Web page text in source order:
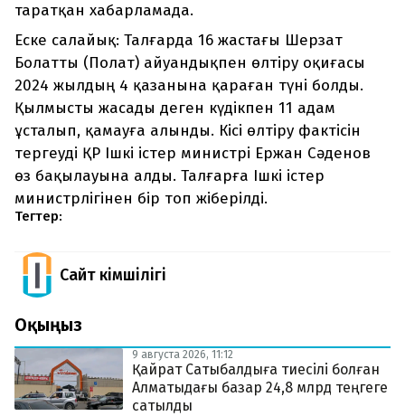
таратқан хабарламада.
Еске салайық: Талғарда 16 жастағы Шерзат
Болатты (Полат) айуандықпен өлтіру оқиғасы
2024 жылдың 4 қазанына қараған түні болды.
Қылмысты жасады деген күдікпен 11 адам
ұсталып, қамауға алынды. Кісі өлтіру фактісін
тергеуді ҚР Ішкі істер министрі Ержан Сәденов
өз бақылауына алды. Талғарға Ішкі істер
министрлігінен бір топ жіберілді.
Тегтер:
Сайт Әкімшілігі
Оқыңыз
9 августа 2026, 11:12
Қайрат Сатыбалдыға тиесілі болған
Алматыдағы базар 24,8 млрд теңгеге
сатылды